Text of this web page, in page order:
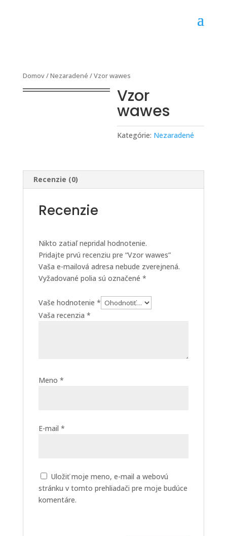
Domov/Nezaradené / Vzor wawes
Vzor
wawes
Kategórie: Nezaradené
Recenzie (0)
Recenzie
Nikto zatiaľ nepridal hodnotenie.
Pridajte prvú recenziu pre “Vzor wawes”
Vaša e-mailová adresa nebude zverejnená.
Vyžadované polia sú označené *
Vaše hodnotenie *
Vaša recenzia *
Meno *
E-mail *
Uložiť moje meno, e-mail a webovú
stránku v tomto prehliadači pre moje budúce
komentáre.